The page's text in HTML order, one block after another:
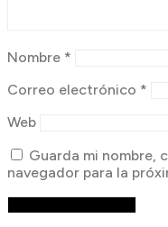
Nombre *
Correo electrónico *
Web
Guarda mi nombre,
navegador para la